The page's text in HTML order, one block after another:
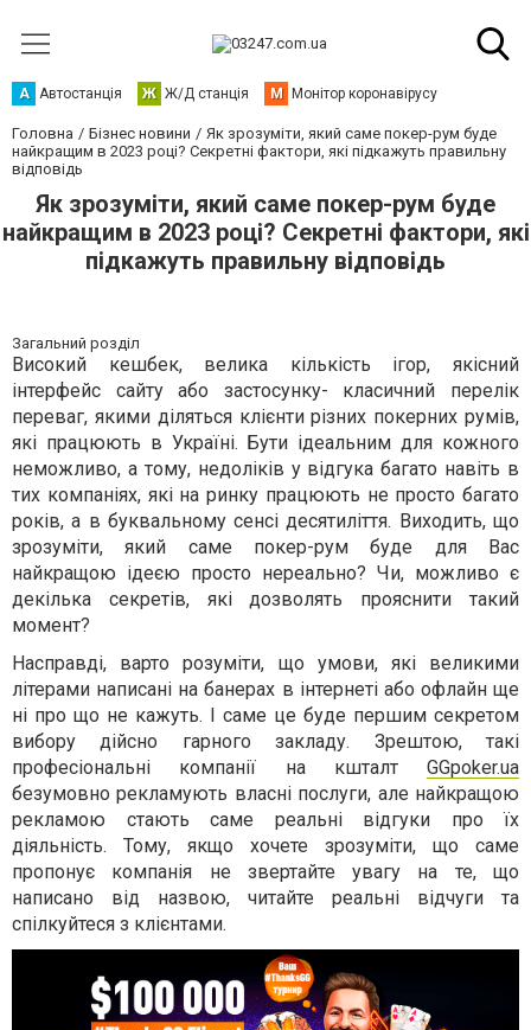
А Автостанція Ж Ж/Д станція М Монітор коронавірусу
Головна Бізнес новини
Як зрозуміти, який саме покер-рум буде
найкращим в 2023 році? Секретні фактори, які підкажуть правильну
відповідь
Як зрозуміти, який саме покер-рум буде
найкращим в 2023 році? Секретні фактори, які
підкажуть правильну відповідь
Загальний розділ
Високий кешбек, велика кількість ігор, якісний
інтерфейс сайту або застосунку- класичний перелік
переваг, якими діляться клієнти різних покерних румів,
які працюють в Україні. Бути ідеальним для кожного
неможливо, а тому, недоліків у відгука багато навіть в
тих компаніях, які на ринку працюють не просто багато
років, а в буквальному сенсі десятиліття. Виходить, що
зрозуміти, який саме покер-рум буде для Вас
найкращою ідеєю просто нереально? Чи, можливо є
декілька секретів, які дозволять прояснити такий
момент?
Насправді, варто розуміти, що умови, які великими
літерами написані на банерах в інтернеті або офлайн ще
ні про що не кажуть. І саме це буде першим секретом
вибору дійсно гарного закладу. Зрештою, такі
професіональні компанії на кшталт GGpoker.ua
безумовно рекламують власні послуги, але найкращою
рекламою стають саме реальні відгуки про їх
діяльність. Тому, якщо хочете зрозуміти, що саме
пропонує компанія не звертайте увагу на те, що
написано від назвою, читайте реальні відчуги та
спілкуйтеся з клієнтами.